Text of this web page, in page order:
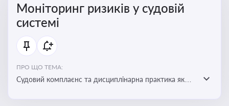
Моніторинг ризиків у судовій
системі
ПРО ЩО ТЕМА:
Судовий комплаєнс та дисциплінарна практика як